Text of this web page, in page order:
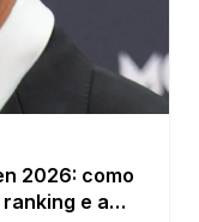
2026: como
e a